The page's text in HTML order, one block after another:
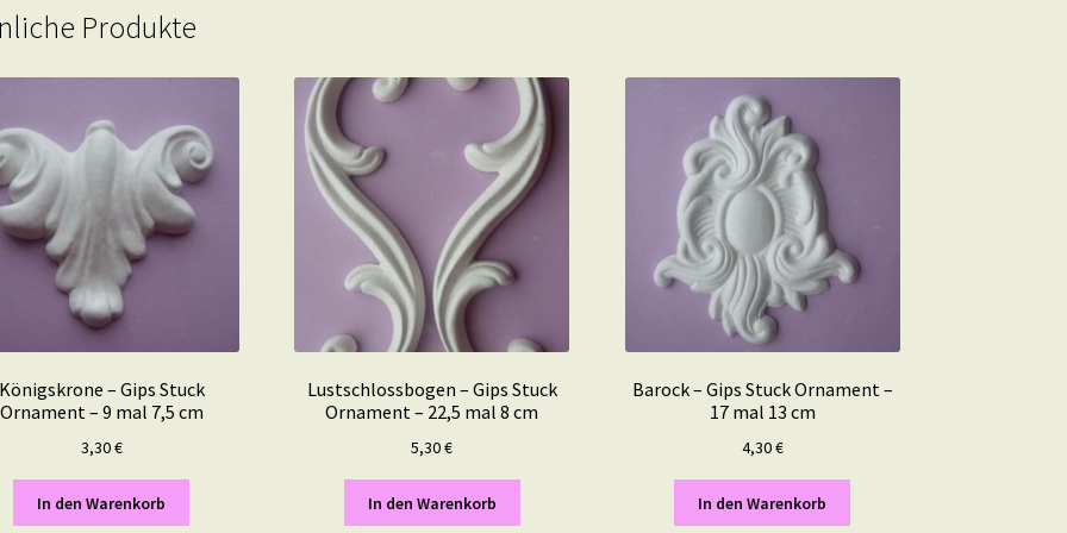
Produkte
– Gips Stuck
Ornament – 9 mal 7,5 cm
3,30€
In den Warenkorb
Lustschlossbogen – Gips Stuck
Ornament – 22,5 mal 8 cm
5,30€
In den Warenkorb
Barock – Gips Stuck Ornament –
17 mal 13 cm
4,30€
In den Warenkorb